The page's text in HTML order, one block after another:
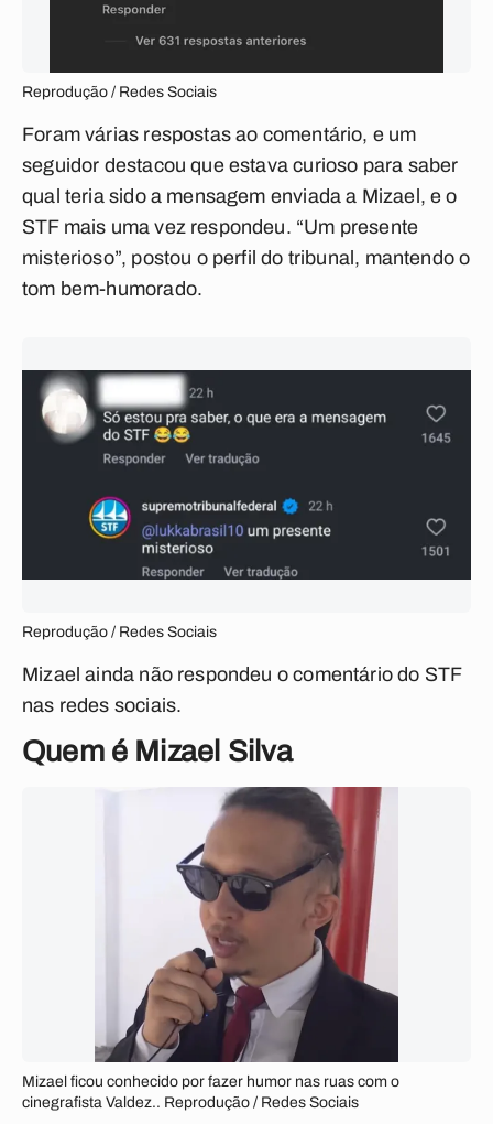
Reprodução / Redes Sociais
Foram várias respostas ao comentário, e um
seguidor destacou que estava curioso para saber
qual teria sido a mensagem enviada a Mizael, e o
STF mais uma vez respondeu. “Um presente
misterioso”, postou o perfil do tribunal, mantendo o
tom bem-humorado.
Reprodução / Redes Sociais
Mizael ainda não respondeu o comentário do STF
nas redes sociais.
Quem é Mizael Silva
Mizael ficou conhecido por fazer humor nas ruas com o
cinegrafista Valdez.. Reprodução / Redes Sociais